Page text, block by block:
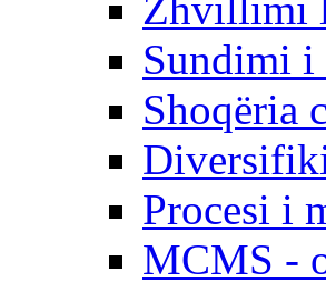
Sundimi i
Shoqëria
Procesi i
MCMS -